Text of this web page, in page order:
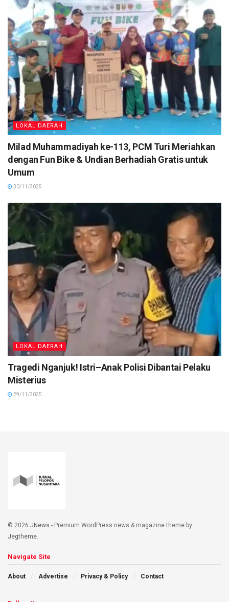
LOKAL DAERAH
Milad Muhammadiyah ke-113, PCM Turi Meriahkan
dengan Fun Bike & Undian Berhadiah Gratis untuk
Umum
30/11/2025
LOKAL DAERAH
Tragedi Nganjuk! Istri–Anak Polisi Dibantai Pelaku
Misterius
29/11/2025
© 2026 JNews - Premium WordPress news & magazine theme by
Jegtheme.
Navigate Site
About Advertise Privacy & Policy Contact